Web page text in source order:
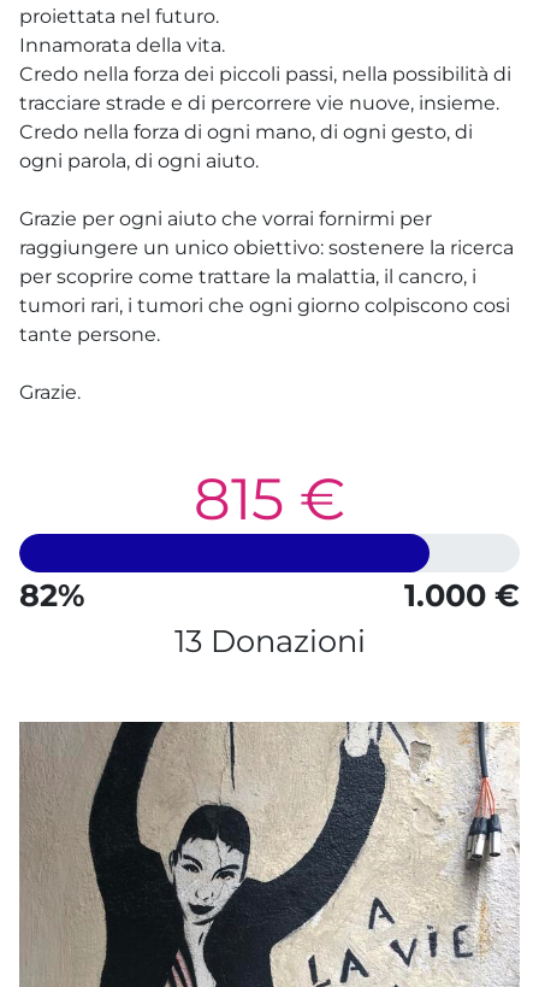
proiettata nel futuro.
Innamorata della vita.
Credo nella forza dei piccoli passi, nella possibilità di
tracciare strade e di percorrere vie nuove, insieme.
Credo nella forza di ogni mano, di ogni gesto, di
ogni parola, di ogni aiuto.
Grazie per ogni aiuto che vorrai fornirmi per
raggiungere un unico obiettivo: sostenere la ricerca
per scoprire come trattare la malattia, il cancro, i
tumori rari, i tumori che ogni giorno colpiscono cosi
tante persone.
Grazie.
815 €
82%
1.000 €
13 Donazioni